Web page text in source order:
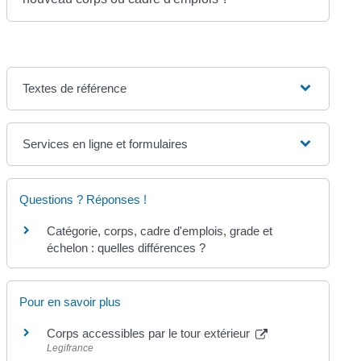
Textes de référence
Services en ligne et formulaires
Questions ? Réponses !
Catégorie, corps, cadre d'emplois, grade et
échelon : quelles différences ?
Pour en savoir plus
Corps accessibles par le tour extérieur
Legifrance